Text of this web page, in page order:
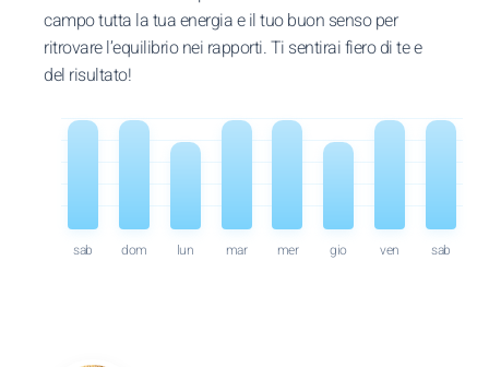
campo tutta la tua energia e il tuo buon senso per
ritrovare l’equilibrio nei rapporti. Ti sentirai fiero di te e
del risultato!
sab dom lun mar mer gio ven sab